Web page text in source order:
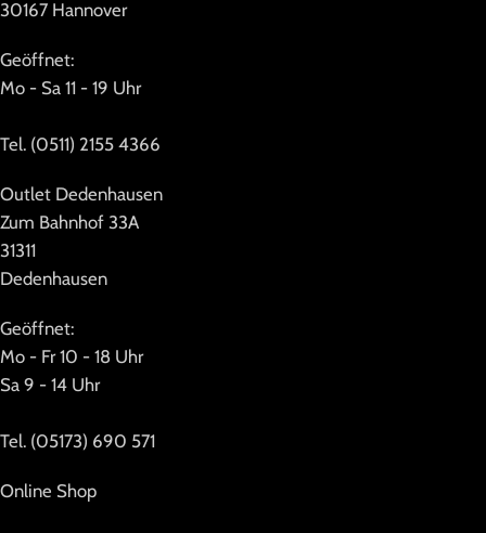
30167 Hannover
Geöffnet:
Mo - Sa 11 - 19 Uhr
Tel. (0511) 2155 4366
Outlet Dedenhausen
Zum Bahnhof 33A
31311
Dedenhausen
Geöffnet:
Mo - Fr 10 - 18 Uhr
Sa 9 - 14 Uhr
Tel. (05173) 690 571
Online Shop